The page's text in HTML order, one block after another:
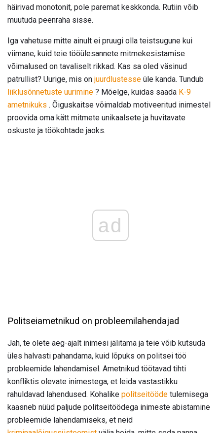
häirivad monotonit, pole paremat keskkonda. Rutiin võib
muutuda peenraha sisse.
Iga vahetuse mitte ainult ei pruugi olla teistsugune kui
viimane, kuid teie tööülesannete mitmekesistamise
võimalused on tavaliselt rikkad. Kas sa oled väsinud
patrullist? Uurige, mis on juurdlustesse üle kanda. Tundub
liiklusõnnetuste uurimine ? Mõelge, kuidas saada K-9
ametnikuks . Õiguskaitse võimaldab motiveeritud inimestel
proovida oma kätt mitmete unikaalsete ja huvitavate
oskuste ja töökohtade jaoks.
ad
Politseiametnikud on probleemilahendajad
Jah, te olete aeg-ajalt inimesi jälitama ja teie võib kutsuda
üles halvasti pahandama, kuid lõpuks on politsei töö
probleemide lahendamisel. Ametnikud töötavad tihti
konfliktis olevate inimestega, et leida vastastikku
rahuldavad lahendused. Kohalike politseitööde tulemisega
kaasneb nüüd paljude politseitöödega inimeste abistamine
probleemide lahendamiseks, et neid